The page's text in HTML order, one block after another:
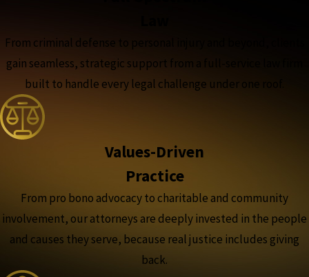
From criminal defense to personal injury and beyond, clients
gain seamless, strategic support from a full-service law firm
built to handle every legal challenge under one roof.
Values-Driven
Practice
From pro bono advocacy to charitable and community
involvement, our attorneys are deeply invested in the people
and causes they serve, because real justice includes giving
back.